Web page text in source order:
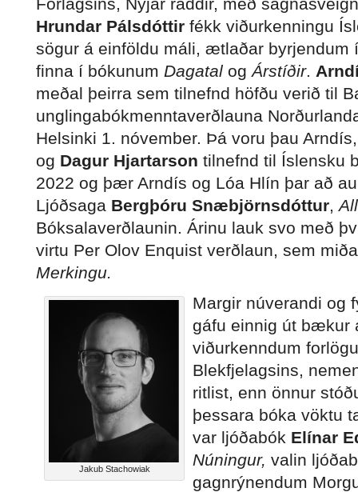
Hrundar Pálsdóttir fékk viðurkenningu
sögur á einföldu máli, ætlaðar
finna í bókunum Dagatal og Árstíðir.
meðal þeirra sem tilnefnd höfðu verið til
unglingabókmenntaverðlauna
Helsinki 1. nóvember. Þá voru þau
og Dagur Hjartarson tilnefnd til Íslensku
2022 og þær Arndís og Lóa Hlín þar að
Ljóðsaga Bergþóru Snæbjörnsdóttur,
Bóksalaverðlaunin. Árinu lauk svo með
virtu Per Olov Enquist verðlaun, sem
Merkingu.
Jakub Stachowiak
Margir núverandi og
gáfu einnig út bækur
viðurkenndum
Blekfjelagsins,
ritlist, enn önnur
þessara bóka vöktu
var ljóðabók Elínar
Núningur, valin
gagnrýnendum